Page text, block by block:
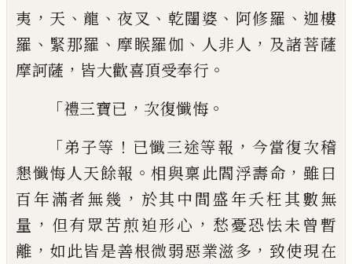
夷 ， 天 、 龍 、 夜叉 、 乾闥婆 、 阿修羅 、 迦樓
羅 、 緊那羅 、 摩睺羅伽 、 人非人 ， 及諸菩薩
摩訶薩 ， 皆大歡喜頂受奉行 。
「禮三寶已 ， 次復懺悔 。
「弟子等 ！ 已懺三途等報 ， 今當復次稽
懇懺悔人天餘報 。相與稟此閻浮壽命 ，雖曰
百年滿者無幾 ， 於其中間盛年夭枉其數無
量 ， 但有眾苦煎迫形心 ， 愁憂恐怯未曾暫
離 ， 如此皆是善根微弱惡業滋多 ， 致使現在